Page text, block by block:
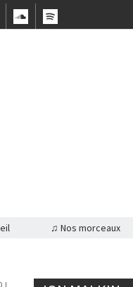
♫ Nos morceaux